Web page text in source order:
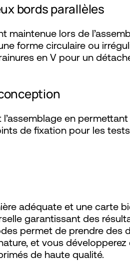
bords parallèles
maintenue lors de
forme circulaire ou
en V pour un
en
de fixation pour les
adéquate et une carte
garantissant des
permet de prendre des
et vous
de haute qualité.